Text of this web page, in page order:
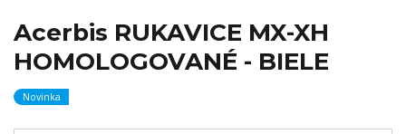
Acerbis RUKAVICE MX-XH
HOMOLOGOVANÉ - BIELE
Novinka